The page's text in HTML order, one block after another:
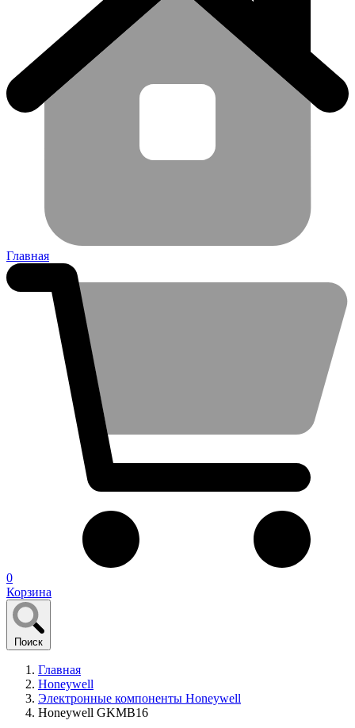
Главная
0
Корзина
Поиск
Главная
Honeywell
Электронные компоненты Honeywell
Honeywell GKMB16